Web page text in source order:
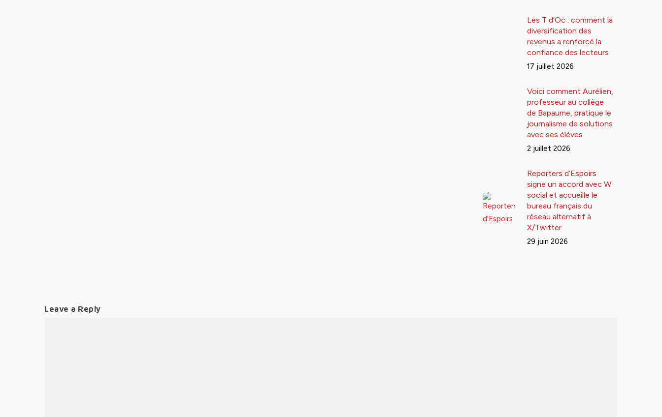
Les T d’Oc : comment la
diversification des
revenus a renforcé la
confiance des lecteurs
17 juillet 2026
Voici comment Aurélien,
professeur au collège
de Bapaume, pratique le
journalisme de solutions
avec ses élèves
2 juillet 2026
Reporters d’Espoirs
signe un accord avec W
social et accueille le
bureau français du
réseau alternatif à
X/Twitter
29 juin 2026
Leave a Reply